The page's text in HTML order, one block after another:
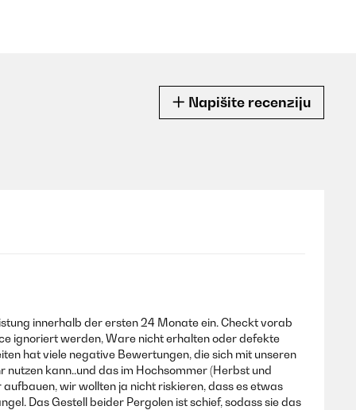
Napišite recenziju
innerhalb der ersten 24 Monate ein. Checkt vorab
ignoriert werden, Ware nicht erhalten oder defekte
hat viele negative Bewertungen, die sich mit unseren
kann..und das im Hochsommer (Herbst und
wir wollten ja nicht riskieren, dass es etwas
Das Gestell beider Pergolen ist schief, sodass sie das